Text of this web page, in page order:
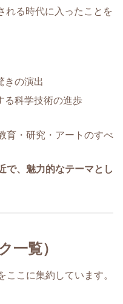
れる時代に入ったことを
きの演出
る科学技術の進歩
育・研究・アートのすべ
で、魅力的なテーマとし
一覧）
こに集約しています。